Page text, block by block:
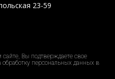
23-59
Вы подтверждаете свое
персональных данных в